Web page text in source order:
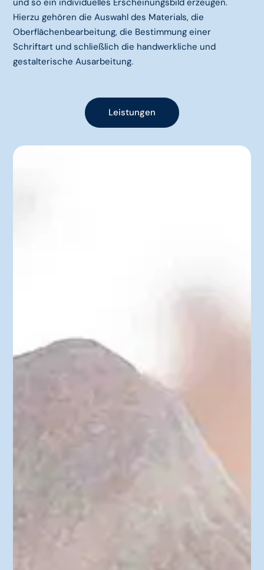
Hierzu gehören die Auswahl des Materials, die
Oberflächenbearbeitung, die Bestimmung einer
Schriftart und schließlich die handwerkliche und
gestalterische Ausarbeitung.
Leistungen